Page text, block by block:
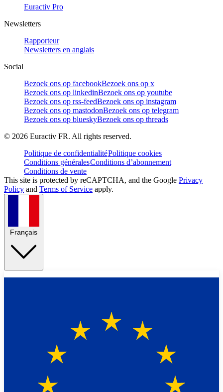
Euractiv Pro
Newsletters
Rapporteur
Newsletters en anglais
Social
Bezoek ons op facebookBezoek ons op x
Bezoek ons op linkedinBezoek ons op youtube
Bezoek ons op rss-feedBezoek ons op instagram
Bezoek ons op mastodonBezoek ons op telegram
Bezoek ons op blueskyBezoek ons op threads
© 2026 Euractiv FR. All rights reserved.
Politique de confidentialitéPolitique cookies
Conditions généralesConditions d’abonnement
Conditions de vente
This site is protected by reCAPTCHA, and the Google Privacy
Policy and Terms of Service apply.
Français